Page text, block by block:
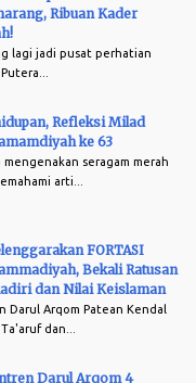
Ribuan Kader
lagi jadi pusat perhatian
Refleksi Milad
ke 63
seragam merah
arti...
FORTASI
Bekali Ratusan
dan Nilai Keislaman
Darul Arqom Patean Kendal
dan...
Darul Arqom 4